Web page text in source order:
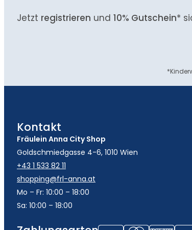
Jetzt registrieren und 10% Gutschein*
Kontakt
Fräulein Anna City Shop
Goldschmiedgasse 4-6, 1010 Wien
+43 1 533 82 11
shopping@frl-anna.at
Mo – Fr: 10:00 – 18:00
Sa: 10:00 – 18:00